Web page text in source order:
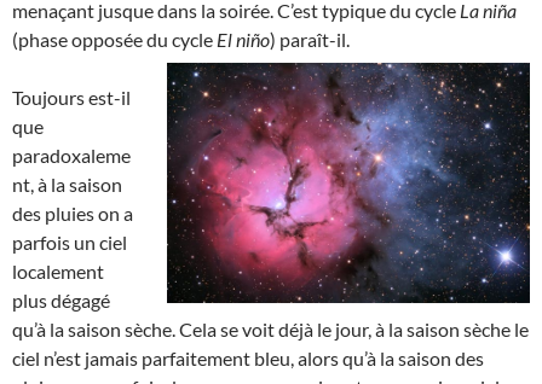
menaçant jusque dans la soirée. C’est typique du cycle La niña
(phase opposée du cycle El niño) paraît-il.
Toujours est-il
que
paradoxaleme
nt, à la saison
des pluies on a
parfois un ciel
localement
plus dégagé
qu’à la saison sèche. Cela se voit déjà le jour, à la saison sèche le
ciel n’est jamais parfaitement bleu, alors qu’à la saison des